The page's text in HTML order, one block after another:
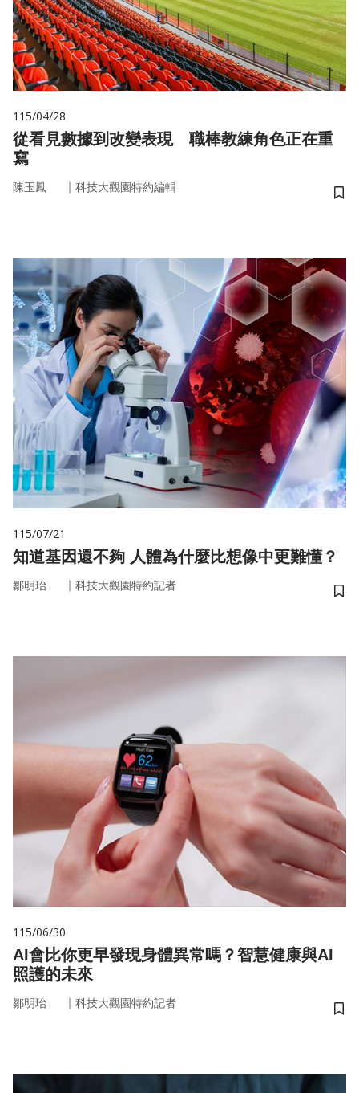
115/04/28
從看見數據到改變表現 職棒教練角色正在重
寫
陳玉鳳 ｜ 科技大觀園特約編輯
儲
115/07/21
知道基因還不夠 人體為什麼比想像中更難懂？
鄒明珆 ｜ 科技大觀園特約記者
儲
115/06/30
AI會比你更早發現身體異常嗎？智慧健康與AI
照護的未來
鄒明珆 ｜ 科技大觀園特約記者
儲